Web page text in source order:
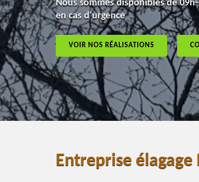
Nous sommes disponibles de
en cas d'urgence
VOIR NOS RÉALISATIONS
Entreprise élagage